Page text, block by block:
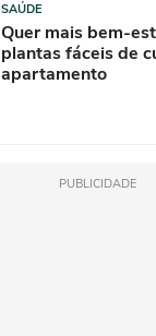
SAÚDE
Quer mais bem-
plantas fáceis de
apartamento
PUBLICIDADE